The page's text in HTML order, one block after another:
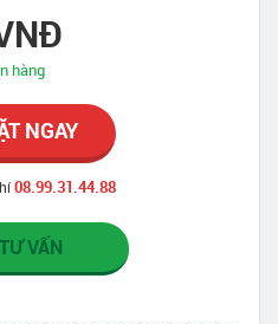
hàng
NGAY
08.99.31.44.88
VẤN